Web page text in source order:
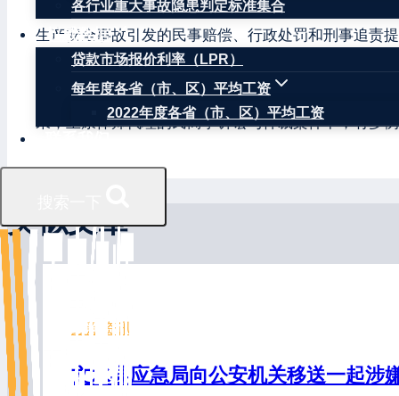
各行业重大事故隐患判定标准集合
权威数据
贷款市场报价利率（LPR）
每年度各省（市、区）平均工资
2022年度各省（市、区）平均工资
因曾在安监局负责安全生产监督管理、生产安全事故
生产安全事故引发的民事赔偿、行政处罚和刑事追责
王康律师辩护的当事人涉嫌失火罪、重大责任事故
关不批准逮捕当事人等结果；王康律师代理的因生产
果；王康律师代理的民商事诉讼与仲裁案件中，有多
类似文章
最新资讯
文水县应急局向公安机关移送一起涉